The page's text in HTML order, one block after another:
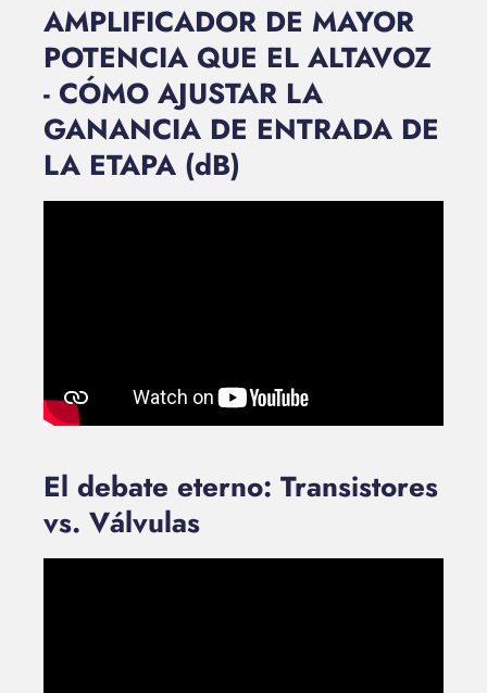
AMPLIFICADOR DE MAYOR
POTENCIA QUE EL ALTAVOZ
- CÓMO AJUSTAR LA
GANANCIA DE ENTRADA DE
LA ETAPA (dB)
El debate eterno: Transistores
vs. Válvulas